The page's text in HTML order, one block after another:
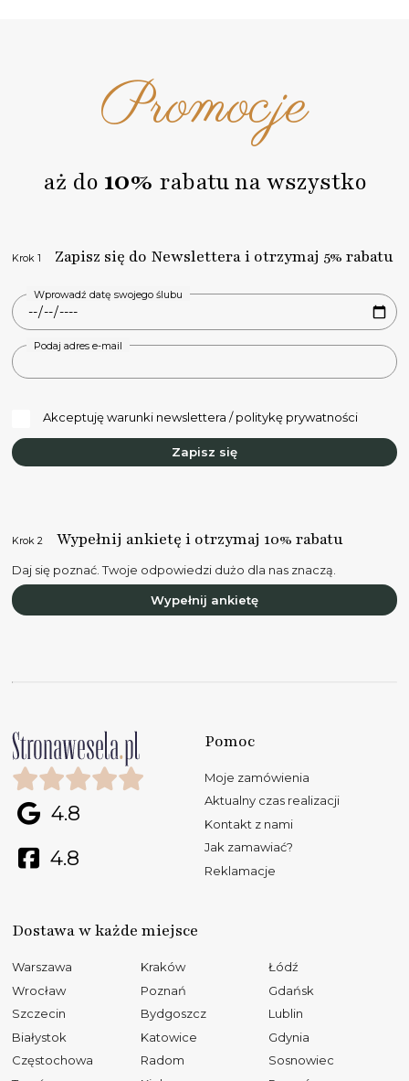
Promocje
aż do 10% rabatu na wszystko
Krok 1 Zapisz się do Newslettera i otrzymaj 5% rabatu
Wprowadź datę swojego ślubu
Podaj adres e-mail
Akceptuję warunki newslettera / politykę prywatności
Zapisz się
Krok 2 Wypełnij ankietę i otrzymaj 10% rabatu
Daj się poznać. Twoje odpowiedzi dużo dla nas znaczą.
Wypełnij ankietę
4.8
4.8
Pomoc
Moje zamówienia
Aktualny czas realizacji
Kontakt z nami
Jak zamawiać?
Reklamacje
Dostawa w każde miejsce
Warszawa Kraków
Łódź
Wrocław
Poznań
Gdańsk
Szczecin
Bydgoszcz
Lublin
Białystok
Katowice
Gdynia
Częstochowa
Radom
Sosnowiec